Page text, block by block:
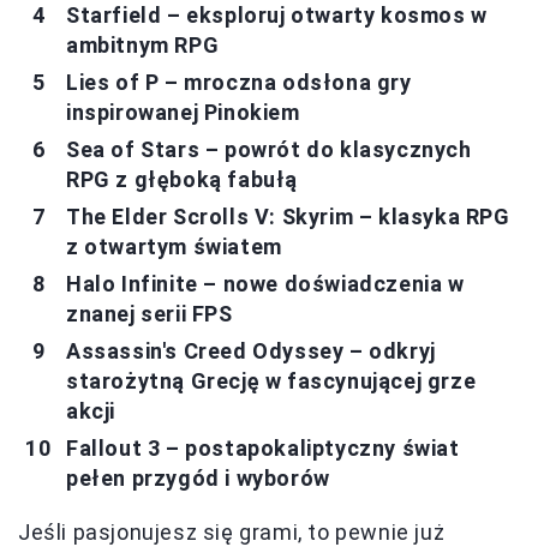
Starfield – eksploruj otwarty kosmos w
ambitnym RPG
Lies of P – mroczna odsłona gry
inspirowanej Pinokiem
Sea of Stars – powrót do klasycznych
RPG z głęboką fabułą
The Elder Scrolls V: Skyrim – klasyka RPG
z otwartym światem
Halo Infinite – nowe doświadczenia w
znanej serii FPS
Assassin's Creed Odyssey – odkryj
starożytną Grecję w fascynującej grze
akcji
Fallout 3 – postapokaliptyczny świat
pełen przygód i wyborów
Jeśli pasjonujesz się grami, to pewnie już